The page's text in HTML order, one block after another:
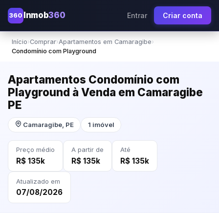
360 Inmob360 Entrar Criar conta
Início›Comprar›Apartamentos em Camaragibe›
Condomínio com Playground
Apartamentos Condomínio com
Playground à Venda em Camaragibe
PE
Camaragibe, PE 1 imóvel
Preço médio
R$ 135k
A partir de
R$ 135k
Até
R$ 135k
Atualizado em
07/08/2026